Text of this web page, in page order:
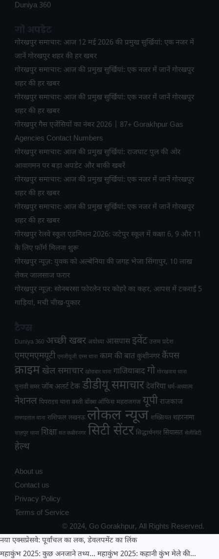
Duniya 360
गोरखपुर समाचार: आज 12 मई 2026 की प्रमुख सुर्खियां: एक नजर में
जानें गोरखपुर शहर की हर खबर
गोरखपुर समाचार: आज की प्रमुख सुर्खियां: एक नजर में जानें गोरखपुर
शहर की हर खबर
गोरखपुर समाचार: आज की प्रमुख सुर्खियां: एक नजर में जानें गोरखपुर
शहर की हर खबर
गोरखपुर गैस एजेंसियों का नंबर 2026 | 87+ Gorakhpur Gas
Agencies Contact Numbers
गोरखपुर समाचार: आज की प्रमुख सुर्खियां: राजघाट पुल की ओर
आवागमन पर बड़ा अपडेट और बाकी खबरें
गोरखपुर समाचार: आज की प्रमुख सुर्खियां: एक नजर में जानें गोरखपुर
शहर की हर खबर
गोरखपुर समाचार: आज की प्रमुख सुर्खियां: एक नजर में जानें गोरखपुर
शहर की हर खबर
गोरखपुर रेलवे स्कूल एडमिशन 2026: जटेपुर स्कूल में कक्षा 6, 9 और 11
के लिए फॉर्म मिलना शुरू
गोरखपुर न्यूज़: युवक को अल्बेनिया की जगह भेजा सिंगापुर, 10 लाख
लेकर जालसाज फरार
गोरखपुर न्यूज़: सोनबरसा फोरलेन पर कोहरे का कहर, आपस में टकराईं 5
गाड़ियां, मची चीख-पुकार
Duniya 360 अच्छी खबर अयोध्या आसपास इवेंट उत्तम प्रदेश
एमएमएमयूटी एमजीयूजी एम्स थाना काम की बात कुशीनगर कैंपस
क्राइमखेल समाचार खोराबार थाना गाजियाबादगो गोरखनाथ थाना
चुनावी समर जॉब अलर्ट टेक डीडीयू समाचार देवरिया धर्म-अध्यात्म
नेशनल पिपराइच थाना बस्ती बॉक्स ऑफिस महराजगंज यूपी राजकाज
रामगढ़ताल थाना राशिफल लखनऊ लोकल न्यूज शख्सियत शहरनामा
शाहपुर थाना शिक्षा संत कबीरनगर सिटी सेंटर सिद्धार्थनगर सियासत सेलीब्रिटी
हेल्थ
About us
Contact us
Privacy Policy
Terms of Service
© 2024, Go Gorakhpur, All Rights Reserved.
नया एक्सप्रेसवे: पूर्वांचल का लक, डेवलपमेंट का लिंक
महाकुंभ 2025: कुछ अनजाने तथ्य… महाकुंभ 2025: कहानी कुंभ मेले की…